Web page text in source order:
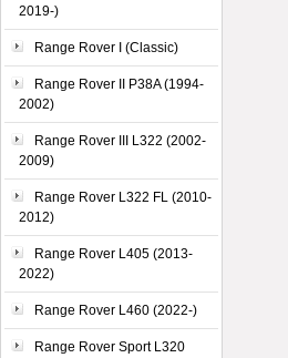
2019-)
Range Rover I (Classic)
Range Rover II P38A (1994-
2002)
Range Rover III L322 (2002-
2009)
Range Rover L322 FL (2010-
2012)
Range Rover L405 (2013-
2022)
Range Rover L460 (2022-)
Range Rover Sport L320